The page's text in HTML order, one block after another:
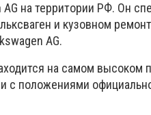
на территории РФ. Он
и кузовном
AG.
на самом высоком
с положениями